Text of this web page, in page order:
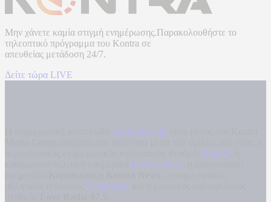
Μην χάνετε καμία στιγμή ενημέρωσης.Παρακολουθήστε το
τηλεοπτικό πρόγραμμα του Kontra σε
απευθείας μετάδοση 24/7.
Δείτε τώρα LIVE
kontranews.gr
Kontra
Kontra News
Filathlos.gr